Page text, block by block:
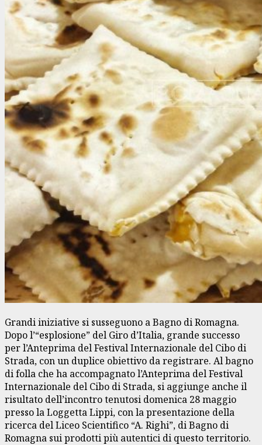
Grandi iniziative si susseguono a Bagno di Romagna.
Dopo l’“esplosione” del Giro d’Italia, grande successo
per l’Anteprima del Festival Internazionale del Cibo di
Strada, con un duplice obiettivo da registrare. Al bagno
di folla che ha accompagnato l’Anteprima del Festival
Internazionale del Cibo di Strada, si aggiunge anche il
risultato dell’incontro tenutosi domenica 28 maggio
presso la Loggetta Lippi, con la presentazione della
ricerca del Liceo Scientifico “A. Righi”, di Bagno di
Romagna sui prodotti più autentici di questo territorio.